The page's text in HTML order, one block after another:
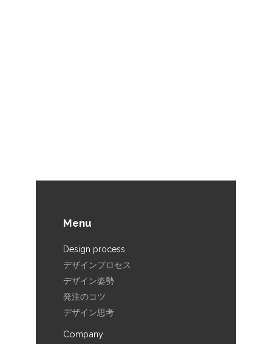
Menu
Design process
デザインプロセス
デザイン姿勢
発注のコツ
デザイン思考
Company